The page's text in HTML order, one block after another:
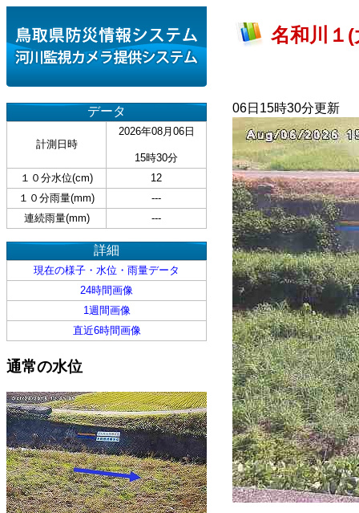
データ
計測日時
2026年08月06日
15時30分
１０分水位(cm)
12
１０分雨量(mm)
---
連続雨量(mm)
---
詳細
現在の様子・水位・雨量データ
24時間画像
1週間画像
直近6時間画像
通常の水位
名和川１
06日15時30分更新